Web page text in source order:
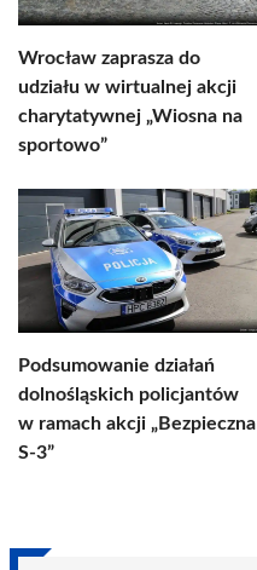
Wrocław zaprasza do
udziału w wirtualnej akcji
charytatywnej „Wiosna na
sportowo”
Podsumowanie działań
dolnośląskich policjantów
w ramach akcji „Bezpieczna
S-3”